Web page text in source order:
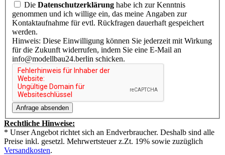
Die Datenschutzerklärung habe ich zur Kenntnis
genommen und ich willige ein, das meine Angaben zur
Kontaktaufnahme für evtl. Rückfragen dauerhaft gespeichert
werden.
Hinweis: Diese Einwilligung können Sie jederzeit mit Wirkung
für die Zukunft widerrufen, indem Sie eine E-Mail an
info@modellbau24.berlin schicken.
Rechtliche Hinweise:
* Unser Angebot richtet sich an Endverbraucher. Deshalb sind alle
Preise inkl. gesetzl. Mehrwertsteuer z.Zt. 19% sowie zuzüglich
Versandkosten.